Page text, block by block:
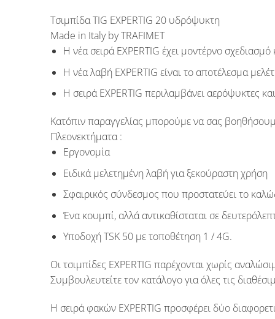
Τσιμπίδα TIG EXPERTIG 20 υδρόψυκτη
Made in Italy by TRAFIMET
Η νέα σειράEXPERTIG έχει μοντέρνο
Η νέα λαβή EXPERTIG είναι το αποτέλεσμα
Η σειράEXPERTIG περιλαμβάνει αερόψυκτες
Κατόπιν παραγγελίας μπορούμε να σας
Πλεονεκτήματα :
Εργονομία
Ειδικά μελετημένη λαβή για ξεκούραστη χρήση
Σφαιρικός σύνδεσμος που προστατεύει το
Ένα κουμπί, αλλά αντικαθίσταται σε
Υποδοχή TSK 50 με τοποθέτηση 1 / 4G.
Οι τσιμπίδες EXPERTIG παρέχονται χωρίς
Συμβουλευτείτε τον κατάλογο για όλες τις
Η σειρά φακών EXPERTIG προσφέρει δύο